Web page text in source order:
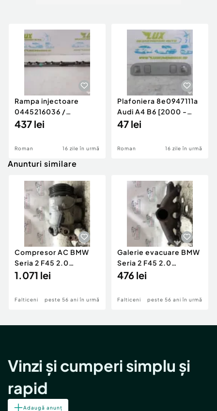
Rampa injectoare
0445216036 /
780542302 3.0 d 313
437 lei
Roman 16 zile în urmă
Plafoniera 8e0947111a
Audi A4 B6 [2000 -
2005]
47 lei
Roman 16 zile în urmă
Anunturi similare
Compresor AC BMW
Seria 2 F45 2.0
Motorina 2016
1.071 lei
Falticeni peste 56 ani în urmă
Galerie evacuare BMW
Seria 2 F45 2.0
Motorina 2016
476 lei
Falticeni peste 56 ani în urmă
Vinzi și cumperi simplu și
rapid
Adaugă anunț